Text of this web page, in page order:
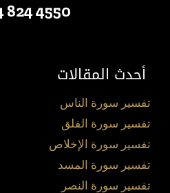
4550 824 514 1 +
أحدث المقالات
تفسير سورة الناس
تفسير سورة الفلق
تفسير سورة الإخلاص
تفسير سورة المسد
تفسير سورة النصر